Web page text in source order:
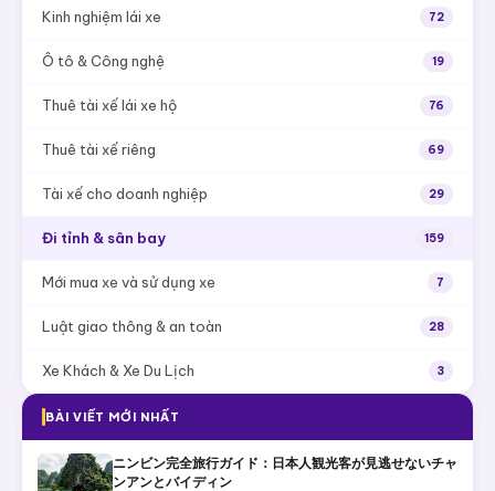
Kinh nghiệm lái xe 72
Ô tô & Công nghệ 19
Thuê tài xế lái xe hộ 76
Thuê tài xế riêng 69
Tài xế cho doanh nghiệp 29
Đi tỉnh & sân bay 159
Mới mua xe và sử dụng xe 7
Luật giao thông & an toàn 28
Xe Khách & Xe Du Lịch 3
BÀI VIẾT MỚI NHẤT
ニンビン完全旅行ガイド：日本人観光客が見逃せないチャ
ンアンとバイディン